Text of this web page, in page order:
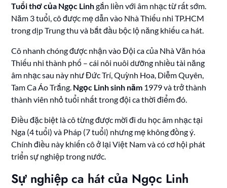
Tuổi thơ của Ngọc Linhgắn liền với âm nhạc từ rất sớm.
Năm 3 tuổi, cô được mẹ dẫn vào Nhà Thiếu nhi TP.HCM
trong dịp Trung thu và bắt đầu bộc lộ năng khiếu ca hát.
Cô nhanh chóng được nhận vào Đội ca của Nhà Văn hóa
Thiếu nhi thành phố – cái nôi nuôi dưỡng nhiều tài năng
âm nhạc sau này như Đức Trí, Quỳnh Hoa, Diễm Quyên,
Tam Ca Áo Trắng. Ngọc Linh sinh năm 1979 và trở thành
thành viên nhỏ tuổi nhất trong đội ca thời điểm đó.
Điều đặc biệt là cô từng được mời đi du học âm nhạc tại
Nga (4 tuổi) và Pháp (7 tuổi) nhưng mẹ không đồng ý.
Chính điều này khiến cô ở lại Việt Nam và có cơ hội phát
triển sự nghiệp trong nước.
Sự nghiệp ca hát của Ngọc Linh